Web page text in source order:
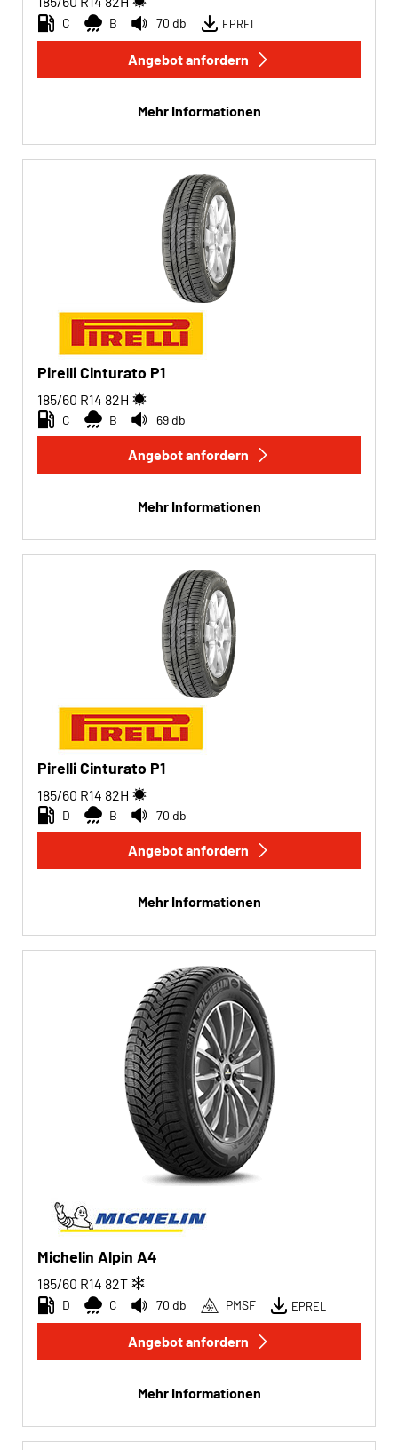
C B 70 db EPREL
Angebot anfordern
Mehr Informationen
Pirelli Cinturato P1
185/60 R14 82H
C B 69 db
Angebot anfordern
Mehr Informationen
Pirelli Cinturato P1
185/60 R14 82H
D B 70 db
Angebot anfordern
Mehr Informationen
Michelin Alpin A4
185/60 R14 82T
D C 70 db PMSF EPREL
Angebot anfordern
Mehr Informationen